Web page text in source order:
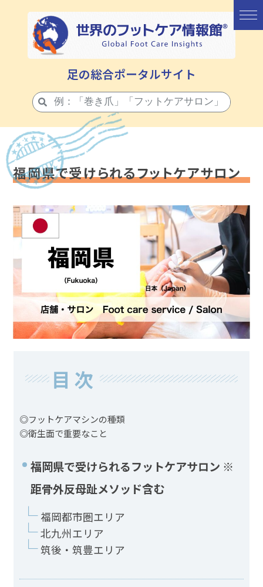
足の総合ポータルサイト
福岡県で受けられるフットケアサロン
目次
◎フットケアマシンの種類
◎衛生面で重要なこと
福岡県で受けられるフットケアサロン ※
距骨外反母趾メソッド含む
福岡都市圏エリア
北九州エリア
筑後・筑豊エリア